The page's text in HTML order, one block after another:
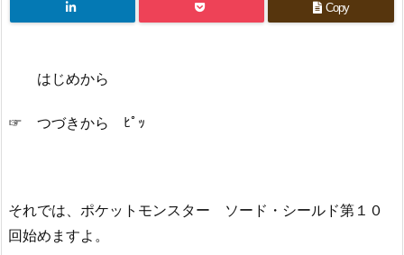
Copy
はじめから
☞ つづきから ﾋﾟｯ
それでは、ポケットモンスター ソード・シールド第１０
回始めますよ。